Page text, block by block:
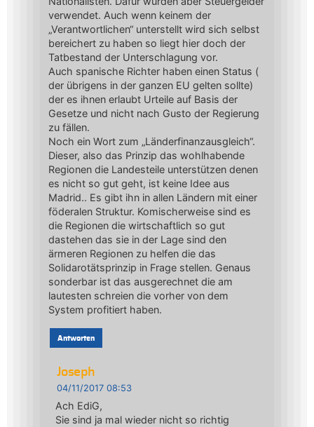
verwendet. Auch wenn keinem der
„Verantwortlichen“ unterstellt wird sich selbst
bereichert zu haben so liegt hier doch der
Tatbestand der Unterschlagung vor.
Auch spanische Richter haben einen Status (
der übrigens in der ganzen EU gelten sollte)
der es ihnen erlaubt Urteile auf Basis der
Gesetze und nicht nach Gusto der Regierung
zu fällen.
Noch ein Wort zum „Länderfinanzausgleich“.
Dieser, also das Prinzip das wohlhabende
Regionen die Landesteile unterstützen denen
es nicht so gut geht, ist keine Idee aus
Madrid.. Es gibt ihn in allen Ländern mit einer
föderalen Struktur. Komischerweise sind es
die Regionen die wirtschaftlich so gut
dastehen das sie in der Lage sind den
ärmeren Regionen zu helfen die das
Solidarotätsprinzip in Frage stellen. Genaus
sonderbar ist das ausgerechnet die am
lautesten schreien die vorher von dem
System profitiert haben.
Antworten
Joseph
04/11/2017 08:53
Ach EdiG,
Sie sind ja mal wieder nicht so richtig